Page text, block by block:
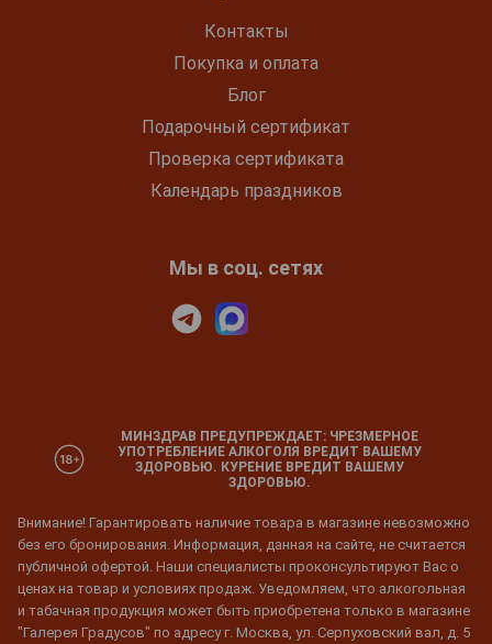
Контакты
Покупка и оплата
Блог
Подарочный сертификат
Проверка сертификата
Календарь праздников
Мы в соц. сетях
МИНЗДРАВ ПРЕДУПРЕЖДАЕТ: ЧРЕЗМЕРНОЕ
УПОТРЕБЛЕНИЕ АЛКОГОЛЯ ВРЕДИТ ВАШЕМУ
ЗДОРОВЬЮ. КУРЕНИЕ ВРЕДИТ ВАШЕМУ
ЗДОРОВЬЮ.
Внимание! Гарантировать наличие товара в магазине невозможно
без его бронирования. Информация, данная на сайте, не считается
публичной офертой. Наши специалисты проконсультируют Вас о
ценах на товар и условиях продаж. Уведомляем, что алкогольная
и табачная продукция может быть приобретена только в магазине
"Галерея Градусов" по адресу г. Москва, ул. Серпуховский вал, д. 5